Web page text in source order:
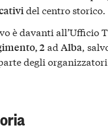
del centro storico.
è davanti all’Ufficio
2 ad Alba,
degli